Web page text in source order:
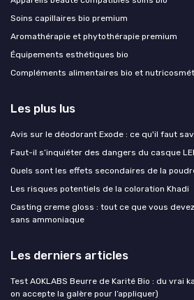
Soins capillaires bio premium
Aromathérapie et phytothérapie premium
Équipements esthétiques bio
Compléments alimentaires bio et
Les plus lus
Avis sur le déodorant Exode : ce qu'il faut
Faut-il s’inquiéter des dangers du casque
Quels sont les effets secondaires de la
Les risques potentiels de la coloration Khadi
Casting creme gloss : tout ce que vous
sans ammoniaque
Les derniers articles
Test AOKLABS Beurre de Karité Bio : du vrai
on accepte la galère pour l’appliquer)